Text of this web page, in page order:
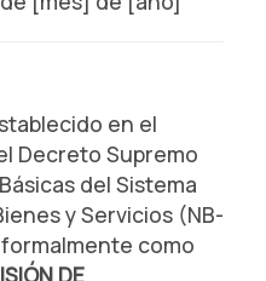
en el
Decreto Supremo
del Sistema
y Servicios (NB-
como
DE